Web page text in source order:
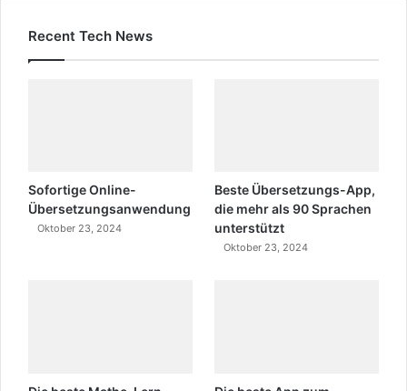
Recent Tech News
Sofortige Online-
Übersetzungsanwendung
Oktober 23, 2024
Beste Übersetzungs-App,
die mehr als 90 Sprachen
unterstützt
Oktober 23, 2024